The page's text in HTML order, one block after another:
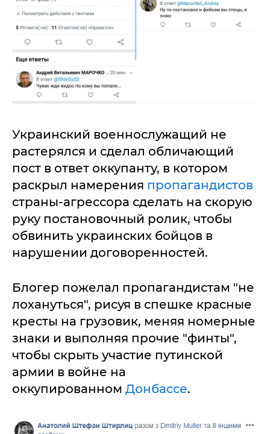
Украинский военнослужащий не
растерялся и сделал обличающий
пост в ответ оккупанту, в котором
раскрыл намерения пропагандистов
страны-агрессора сделать на скорую
руку постановочный ролик, чтобы
обвинить украинских бойцов в
нарушении договоренностей.
Блогер пожелал пропагандистам "не
лохануться", рисуя в спешке красные
кресты на грузовик, меняя номерные
знаки и выполняя прочие "финты",
чтобы скрыть участие путинской
армии в войне на
оккупированном Донбассе.